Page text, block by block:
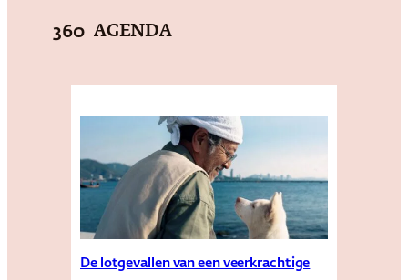
360 AGENDA
De lotgevallen van een veerkrachtige